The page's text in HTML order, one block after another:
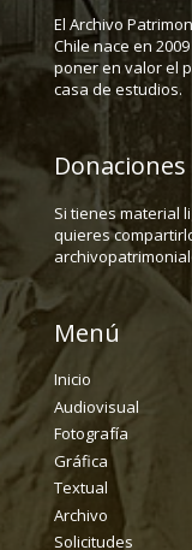
El Archivo
Chile nace en
poner en valor el
casa de estudios.
Donaciones
Si tienes material
quieres
Menú
Inicio
Audiovisual
Fotografía
Gráfica
Textual
Archivo
Solicitudes